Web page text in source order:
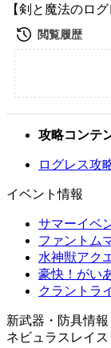
【剣と魔法のロ
攻略コンテ
ログレス攻
イベント情報
サマーイベ
ファントム
水神獣アク
豪快！がい
クラントラ
新武器・防具情報
ネビュラスレイス